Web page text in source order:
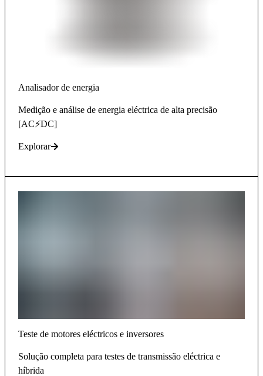
Analisador de energia
Medição e análise de energia eléctrica de alta precisão
[AC⚡DC]
Explorar
Teste de motores eléctricos e inversores
Solução completa para testes de transmissão eléctrica e
híbrida